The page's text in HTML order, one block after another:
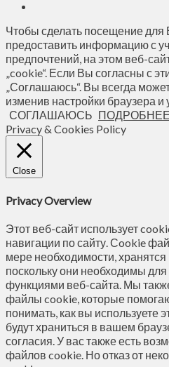
Чтобы сделать посещение для
предоставить информацию с
предпочтений, на этом веб-
„cookie“. Если Вы согласны с
„Соглашаюсь“. Вы всегда
изменив настройки браузера
СОГЛАШАЮСЬ
Privacy & Cookies Policy
Close
Privacy Overview
Этот веб-сайт использует
навигации по сайту. Сookie
мере необходимости,
поскольку они необходимы
функциями веб-сайта. Мы
файлы cookie, которые
понимать, как вы используете
будут храниться в вашем
согласия. У вас также есть
файлов cookie. Но отказ от